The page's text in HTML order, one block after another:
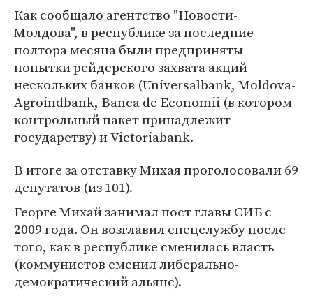
Как сообщало агентство "Новости-
Молдова", в республике за последние
полтора месяца были предприняты
попытки рейдерского захвата акций
нескольких банков (Universalbank, Moldova-
Agroindbank, Banca de Economii (в котором
контрольный пакет принадлежит
государству) и Victoriabank.
В итоге за отставку Михая проголосовали 69
депутатов (из 101).
Георге Михай занимал пост главы СИБ с
2009 года. Он возглавил спецслужбу после
того, как в республике сменилась власть
(коммунистов сменил либерально-
демократический альянс).